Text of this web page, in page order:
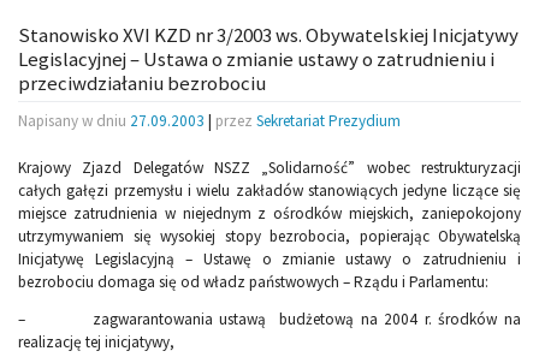
Stanowisko XVI KZD nr 3/2003 ws. Obywatelskiej Inicjatywy
Legislacyjnej – Ustawa o zmianie ustawy o zatrudnieniu i
przeciwdziałaniu bezrobociu
Napisany w dniu 27.09.2003 | przez Sekretariat Prezydium
Krajowy Zjazd Delegatów NSZZ „Solidarność” wobec restrukturyzacji
całych gałęzi przemysłu i wielu zakładów stanowiących jedyne liczące się
miejsce zatrudnienia w niejednym z ośrodków miejskich, zaniepokojony
utrzymywaniem się wysokiej stopy bezrobocia, popierając Obywatelską
Inicjatywę Legislacyjną – Ustawę o zmianie ustawy o zatrudnieniu i
bezrobociu domaga się od władz państwowych – Rządu i Parlamentu:
– zagwarantowania ustawą budżetową na 2004 r. środków na
realizację tej inicjatywy,